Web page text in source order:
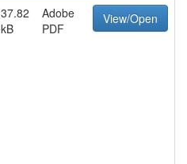
37.82
kB
Adobe
PDF
View/Open